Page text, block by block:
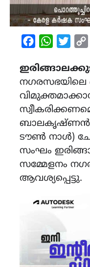
FacebookWhatsApp
നഗരസഭയിലെ
ബാലകൃഷ്ണൻ
ടൗൺ നാൾ)
സംഘം
സമ്മേളനം
ആവശ്യപ്പെട്ടു.